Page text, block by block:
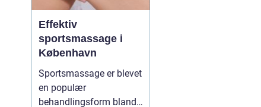
Effektiv
sportsmassage i
København
Sportsmassage er blevet
en populær
behandlingsform blandt